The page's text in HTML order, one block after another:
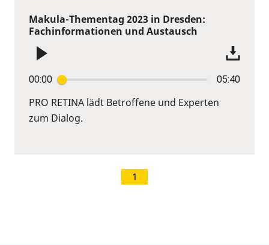
Makula-Thementag 2023 in Dresden:
Fachinformationen und Austausch
00:00 05:40
PRO RETINA lädt Betroffene und Experten
zum Dialog.
1